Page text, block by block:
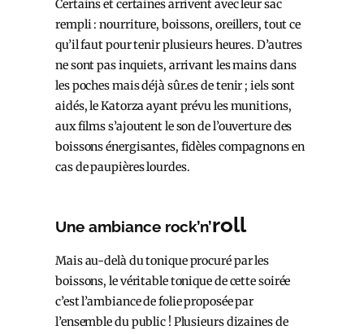
Certains et certaines arrivent avec leur sac
rempli : nourriture, boissons, oreillers, tout ce
qu’il faut pour tenir plusieurs heures. D’autres
ne sont pas inquiets, arrivant les mains dans
les poches mais déjà sûr.es de tenir ; iels sont
aidés, le Katorza ayant prévu les munitions,
aux films s’ajoutent le son de l’ouverture des
boissons énergisantes, fidèles compagnons en
cas de paupières lourdes.
Une ambiance rock’n’roll
Mais au-delà du tonique procuré par les
boissons, le véritable tonique de cette soirée
c’est l’ambiance de folie proposée par
l’ensemble du public ! Plusieurs dizaines de